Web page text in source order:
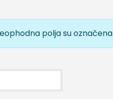
polja su označena